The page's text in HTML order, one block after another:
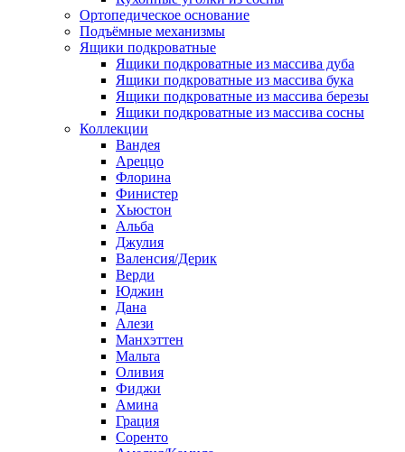
Ортопедическое основание
Подъёмные механизмы
Ящики подкроватные
Ящики подкроватные из массива дуба
Ящики подкроватные из массива бука
Ящики подкроватные из массива березы
Ящики подкроватные из массива сосны
Коллекции
Вандея
Ареццо
Флорина
Финистер
Хьюстон
Альба
Джулия
Валенсия/Дерик
Верди
Юджин
Дана
Алези
Манхэттен
Мальта
Оливия
Фиджи
Амина
Грация
Соренто